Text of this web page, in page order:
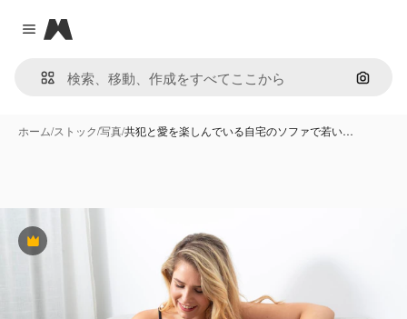
Close menu
Magnific
画像で
ホーム/ストック/写真/共犯と愛を楽しんでいる自宅のソファで若い…
Premium